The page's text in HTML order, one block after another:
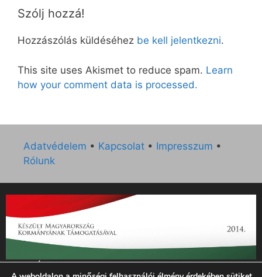
Szólj hozzá!
Hozzászólás küldéséhez be kell jelentkezni.
This site uses Akismet to reduce spam. Learn
how your comment data is processed.
Adatvédelem • Kapcsolat • Impresszum •
Rólunk
„Az Új Ember katolikus hetilap 2014. évi működésének